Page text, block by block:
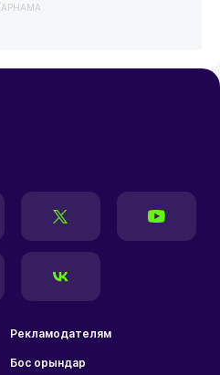
Рекламодателям
Бос орындар